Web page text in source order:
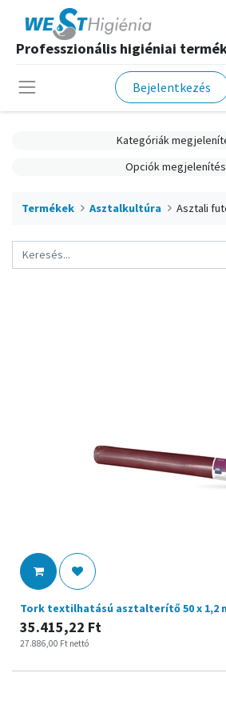
Professzionális higiéniai
Bejelentkezés
Kategóriák
Opciók
Termékek Asztalkultúra Asztali
Tork textilhatású asztalterítő 50 x 1,2
35.415,22 Ft
27.886,00 Ft nettó